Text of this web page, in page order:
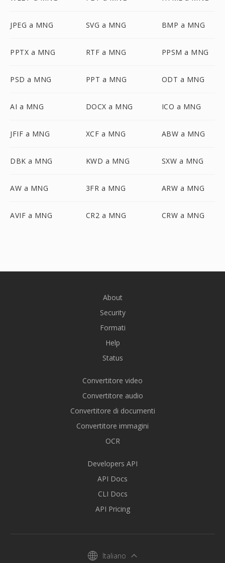
JPEG a MNG SVG a MNG BMP a MNG
PPTX a MNG RTF a MNG PPSM a MNG
PSD a MNG PPT a MNG ODT a MNG
AI a MNG DOCX a MNG ICO a MNG
JFIF a MNG XCF a MNG ABW a MNG
DBK a MNG KWD a MNG SXW a MNG
AW a MNG 3FR a MNG ARW a MNG
AVIF a MNG CR2 a MNG CRW a MNG
About
Security
Formati
Help
Status
Convertitore video
Convertitore audio
Convertitore di documenti
Convertitore immagini
OCR
Developers API
API Docs
CLI Docs
API Pricing
Italiano